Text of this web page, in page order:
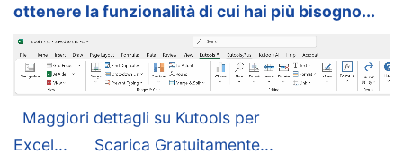
ottenere la funzionalità di cui hai più bisogno...
Maggiori dettagli su Kutools per
Excel...
Scarica Gratuitamente...